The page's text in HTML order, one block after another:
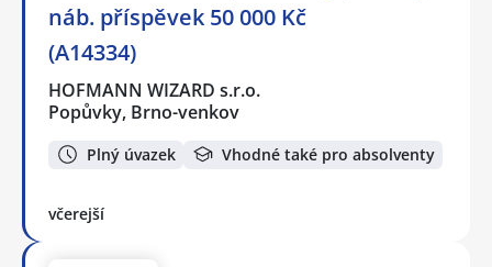
náb. příspěvek 50 000 Kč
(A14334)
HOFMANN WIZARD s.r.o.
Popůvky, Brno-venkov
Plný úvazek Vhodné také pro absolventy
včerejší